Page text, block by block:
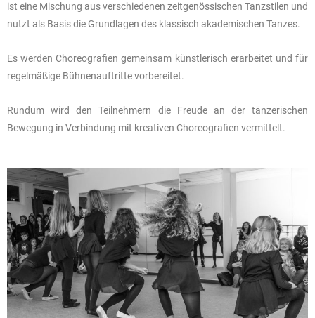
ist eine Mischung aus verschiedenen zeitgenössischen Tanzstilen und
nutzt als Basis die Grundlagen des klassisch akademischen Tanzes.
Es werden Choreografien gemeinsam künstlerisch erarbeitet und für
regelmäßige Bühnenauftritte vorbereitet.
Rundum wird den Teilnehmern die Freude an der tänzerischen
Bewegung in Verbindung mit kreativen Choreografien vermittelt.